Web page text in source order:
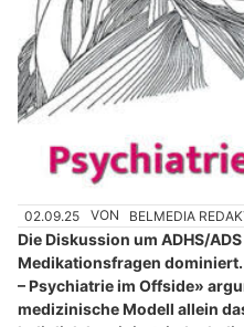
02.09.25 VON BELMEDIA
Die Diskussion um ADHS/
Medikationsfragen dominiert.
– Psychiatrie im Offside»
medizinische Modell allein